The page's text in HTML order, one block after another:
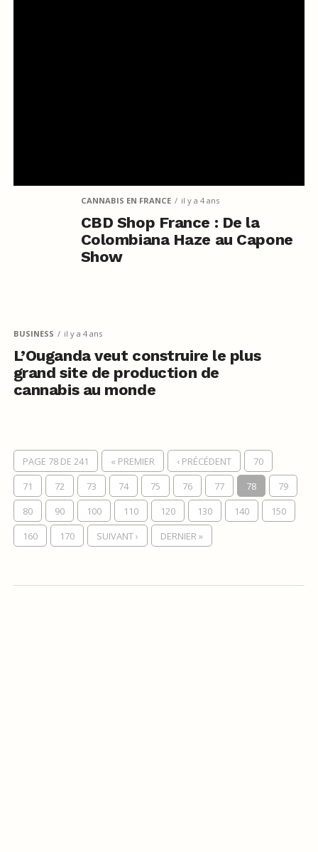
CANNABIS EN FRANCE il y a 4 ans
CBD Shop France : De la
Colombiana Haze au Capone
Show
BUSINESS il y a 4 ans
L’Ouganda veut construire le plus
grand site de production de
cannabis au monde
PAGE 78 DE 241 « PREMIER ‹ PRÉCÉDENT
70
71
72 73 74 75 76 77 78
79
80
90 100 110 120 130 140
150
160
170 SUIVANT › DERNIER »